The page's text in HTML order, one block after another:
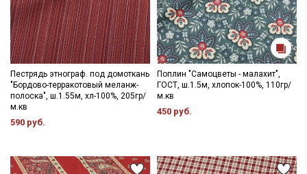
Пестрядь этнограф. под домоткань
"Бордово-терракотовый меланж-
полоска", ш.1.55м, хл-100%, 205гр/
м.кв
590 руб.
Поплин "Самоцветы - малахит",
ГОСТ, ш.1.5м, хлопок-100%, 110гр/
м.кв
450 руб.